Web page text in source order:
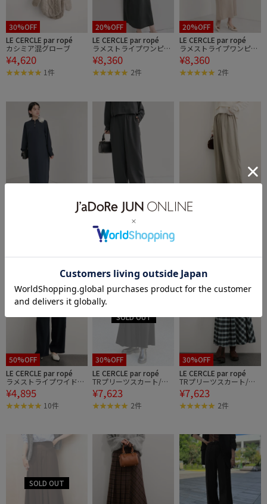
30%OFF
LE CERCLE par ropé
カシミア混グローブ
¥4,620
1件
20%OFF
LE CERCLE par ropé
ラメストライプワンピー
ス
¥8,360
2件
20%OFF
LE CERCLE par ropé
ラメストライプワンピー
ス
¥8,360
2件
ラメストライプワンピー
LE CERCLE par ropé
ラメストライプワイドパ
ンツ/セットアップ対応
¥4,895
10件
LE CERCLE par ropé
ラメストライプワイドパ
50%OFF
LE CERCLE par ropé
ラメストライプワイドパ
ンツ/セットアップ対応
¥4,895
10件
30%OFF
LE CERCLE par ropé
TRプリーツスカート/セ
ットアップ対応
¥7,623
2件
30%OFF
LE CERCLE par ropé
TRプリーツスカート/セ
ットアップ対応
¥7,623
2件